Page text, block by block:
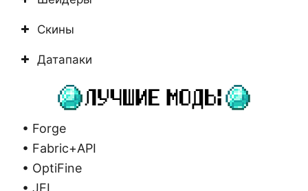
Скины
Датапаки
• Forge
• Fabric+API
• OptiFine